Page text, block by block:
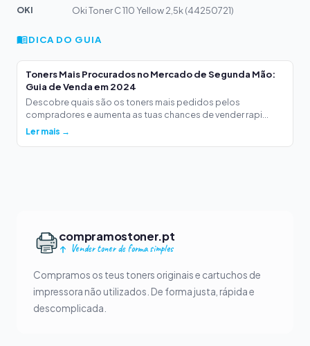
OKI
Oki Toner C 110 Yellow 2,5k (44250721)
DICA DO GUIA
Toners Mais Procurados no Mercado de Segunda Mão:
Guia de Venda em 2024
Descobre quais são os toners mais pedidos pelos
compradores e aumenta as tuas chances de vender rapi...
Ler mais →
compramostoner.pt
Vender toner de forma simples
Compramos os teus toners originais e cartuchos de
impressora não utilizados. De forma justa, rápida e
descomplicada.